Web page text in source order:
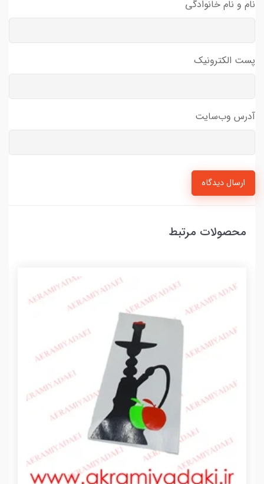
نام و نام خانوادگی
پست الکترونیک
آدرس وب‌سایت
ارسال دیدگاه
محصولات مرتبط